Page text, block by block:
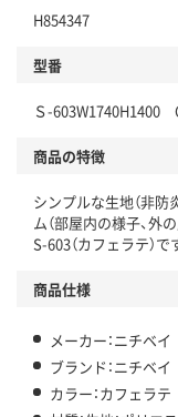
H854347
型番
Ｓ-603W1740H1400
商品の特徴
シンプルな生地（非防
ム（部屋内の様子、
S-603（カフェラテ）で
商品仕様
メーカー：ニチベイ
ブランド：ニチベイ
カラー：カフェラテ